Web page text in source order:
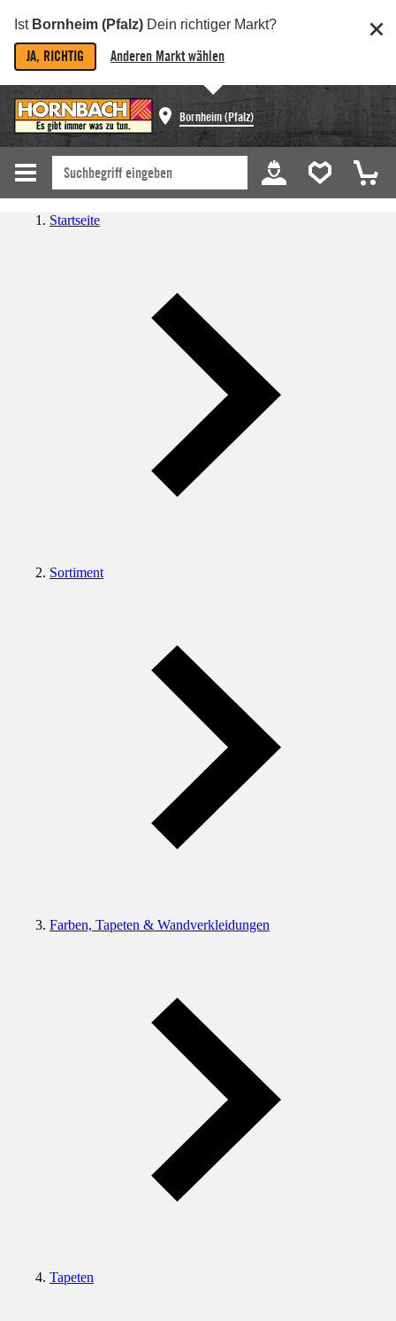
Ist Bornheim (Pfalz) Dein richtiger Markt?
JA, RICHTIG Anderen Markt wählen
Bornheim (Pfalz)
Startseite
Sortiment
Farben, Tapeten & Wandverkleidungen
Tapeten